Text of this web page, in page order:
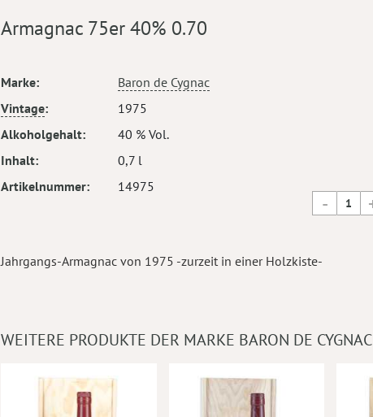
Armagnac 75er 40% 0.70
Mehr
Marke
Baron de Cygnac
Vintage
1975
Alkoholgehalt
40 % Vol.
Inhalt
0,7 l
Artikelnummer
14975
Jahrgangs-Armagnac von 1975 -zurzeit in einer Holzkiste-
WEITERE PRODUKTE DER MARKE BARON DE CYGNAC